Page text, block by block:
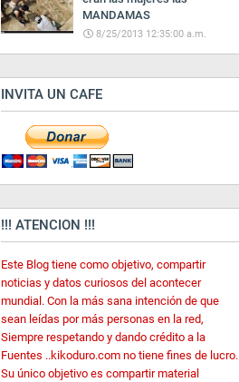
MANDAMAS
8/25/2013 12:35:00 a.m.
INVITA UN CAFE
!!! ATENCION !!!
Este Blog tiene como objetivo, compartir
noticias y datos curiosos del acontecer
mundial. Con la más sana intención de que
sean leídas por más personas en la red,
Siempre respetando y dando crédito a la
Fuentes ..kikoduro.com no tiene fines de lucro.
Su único objetivo es compartir material